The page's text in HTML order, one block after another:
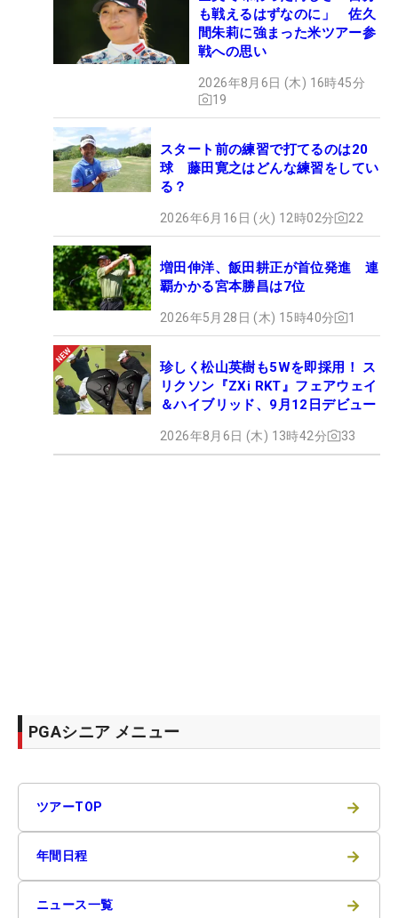
も戦えるはずなのに」 佐久
間朱莉に強まった米ツアー参
戦への思い
2026年8月6日 (木) 16時45分
19
スタート前の練習で打てるのは20
球 藤田寛之はどんな練習をしてい
る？
2026年6月16日 (火) 12時02分 22
増田伸洋、飯田耕正が首位発進 連
覇かかる宮本勝昌は7位
2026年5月28日 (木) 15時40分 1
珍しく松山英樹も5Wを即採用！ ス
リクソン『ZXi RKT』フェアウェイ
＆ハイブリッド、9月12日デビュー
2026年8月6日 (木) 13時42分 33
PGAシニア メニュー
ツアーTOP →
年間日程 →
ニュース一覧 →